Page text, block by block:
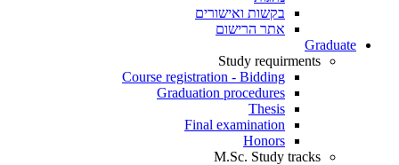
בקשות ואישורים
אתר הרישום
Graduate
Study requirments
Course registration - Bidding
Graduation procedures
Thesis
Final examination
Honors
M.Sc. Study tracks